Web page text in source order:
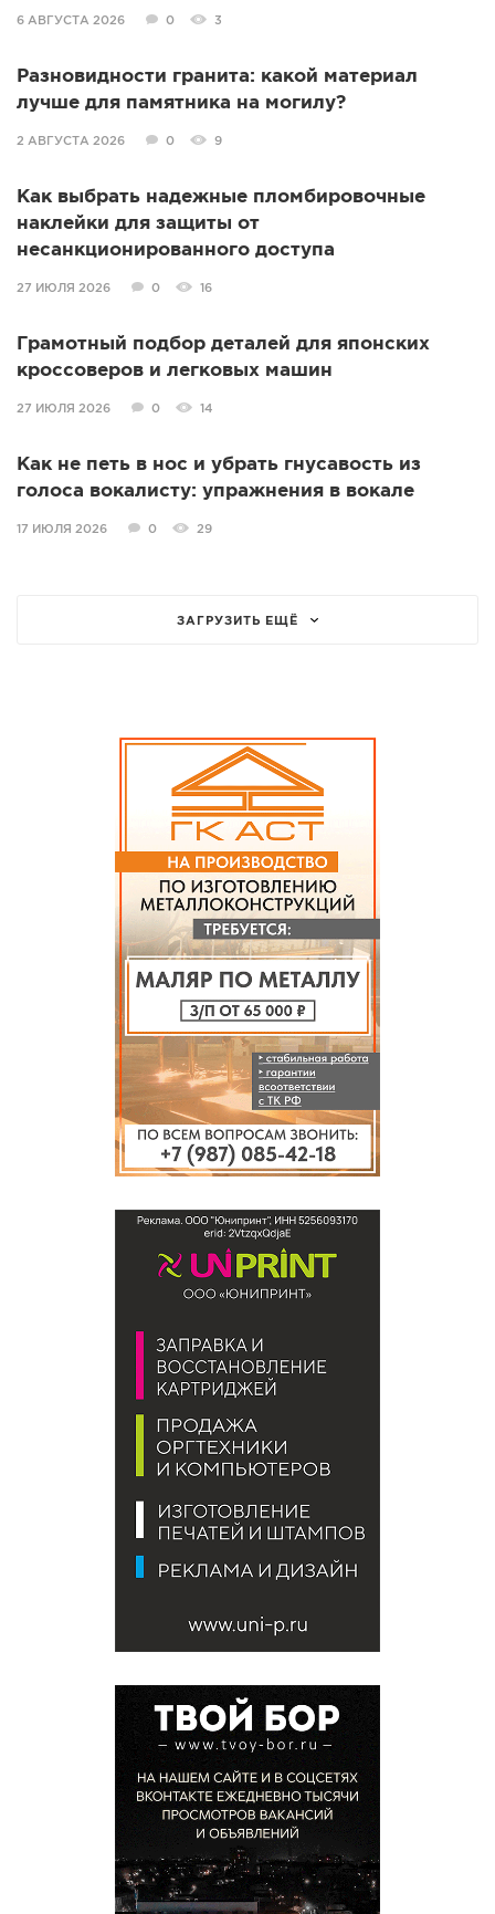
6 АВГУСТА 2026 0 3
Разновидности гранита: какой материал
лучше для памятника на могилу?
2 АВГУСТА 2026 0 9
Как выбрать надежные пломбировочные
наклейки для защиты от
несанкционированного доступа
27 ИЮЛЯ 2026 0 16
Грамотный подбор деталей для японских
кроссоверов и легковых машин
27 ИЮЛЯ 2026 0 14
Как не петь в нос и убрать гнусавость из
голоса вокалисту: упражнения в вокале
17 ИЮЛЯ 2026 0 29
ЗАГРУЗИТЬ ЕЩЁ